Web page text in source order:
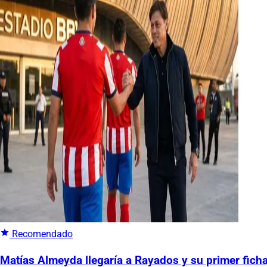
Recomendado
Matías Almeyda llegaría a Rayados y su primer